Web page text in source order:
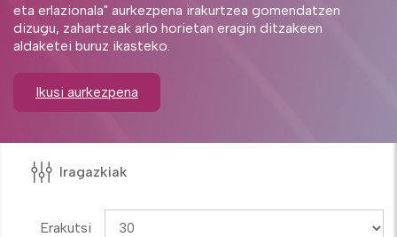
eta erlazionala" aurkezpena irakurtzea gomendatzen
dizugu, zahartzeak arlo horietan eragin ditzakeen
aldaketei buruz ikasteko.
Ikusi aurkezpena
Iragazkiak
Erakutsi